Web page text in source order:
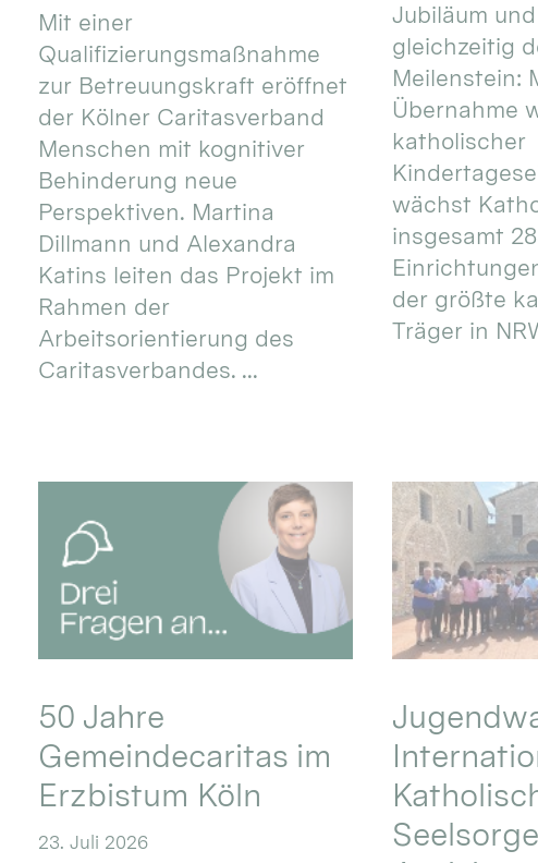
Mit einer
Qualifizierungsmaßnahme
zur Betreuungskraft eröffnet
der Kölner Caritasverband
Menschen mit kognitiver
Behinderung neue
Perspektiven. Martina
Dillmann und Alexandra
Katins leiten das Projekt im
Rahmen der
Arbeitsorientierung des
Caritasverbandes. ...
Jubiläum
gleichzeitig
Meilenstein:
Übernahme
katholischer
wächst
insgesamt
der größte
Träger in
50 Jahre
Gemeindecaritas im
Erzbistum Köln
23. Juli 2026